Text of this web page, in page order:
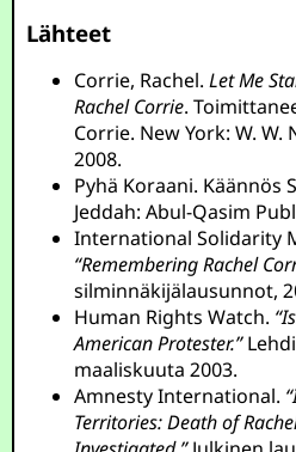
Lähteet
Corrie, Rachel.Let Me
Rachel Corrie.
Corrie. New York: W.
2008.
Pyhä Koraani. Käännös
Jeddah: Abul-Qasim
International Solidarity
“Remembering Rachel
silminnäkijälausunnot,
Human Rights Watch.
American Protester.”
maaliskuuta 2003.
Amnesty International.
Territories: Death of